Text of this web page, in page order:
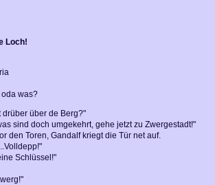
Loch!
was?
drüber über de Berg?"
sind doch umgekehrt, gehe jetzt zu Zwergestadt!"
den Toren, Gandalf kriegt die Tür net auf.
Schlüssel!"